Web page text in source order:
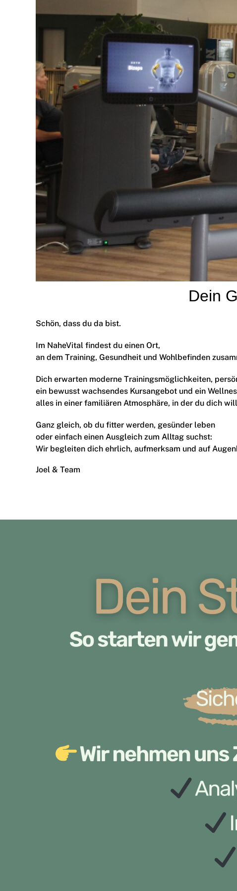
Dein
Schön, dass du da bist.
Im NaheVital findest du einen Ort,
an dem Training, Gesundheit und Wohlbefinden
Dich erwarten moderne Trainingsmöglichkeiten,
ein bewusst wachsendes Kursangebot und ein
alles in einer familiären Atmosphäre, in der du dich
Ganz gleich, ob du fitter werden, gesünder leben
oder einfach einen Ausgleich zum Alltag suchst:
Wir begleiten dich ehrlich, aufmerksam und auf
Joel & Team